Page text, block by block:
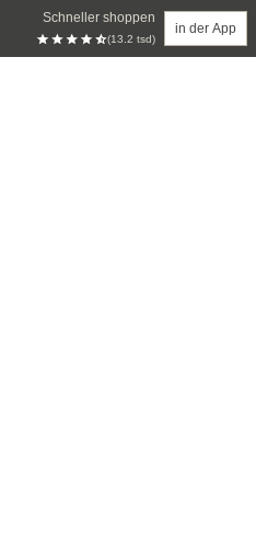
Schneller shoppen
(13.2 tsd)
in der App